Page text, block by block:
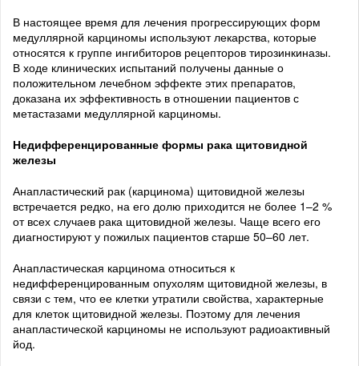
В настоящее время для лечения прогрессирующих форм
медуллярной карциномы используют лекарства, которые
относятся к группе ингибиторов рецепторов тирозинкиназы.
В ходе клинических испытаний получены данные о
положительном лечебном эффекте этих препаратов,
доказана их эффективность в отношении пациентов с
метастазами медуллярной карциномы.
Недифференцированные формы рака щитовидной
железы
Анапластический рак (карцинома) щитовидной железы
встречается редко, на его долю приходится не более 1–2 %
от всех случаев рака щитовидной железы. Чаще всего его
диагностируют у пожилых пациентов старше 50–60 лет.
Анапластическая карцинома относиться к
недифференцированным опухолям щитовидной железы, в
связи с тем, что ее клетки утратили свойства, характерные
для клеток щитовидной железы. Поэтому для лечения
анапластической карциномы не используют радиоактивный
йод.